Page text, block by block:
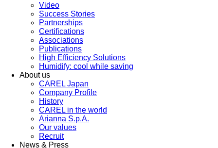
Video
Success Stories
Partnerships
Certifications
Associations
Publications
High Efficiency Solutions
Humidify: cool while saving
About us
CAREL Japan
Company Profile
History
CAREL in the world
Arianna S.p.A.
Our values
Recruit
News & Press